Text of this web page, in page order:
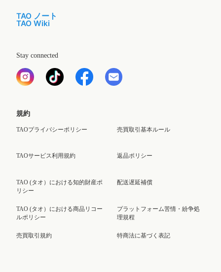
TAO ノート
TAO Wiki
Stay connected
規約
TAOプライバシーポリシー
TAOサービス利用規約
TAO (タオ）における知的財産ポ
リシー
TAO (タオ）における商品リコー
ルポリシー
売買取引規約
売買取引基本ルール
返品ポリシー
配送遅延補償
プラットフォーム苦情・紛争処
理規程
特商法に基づく表記